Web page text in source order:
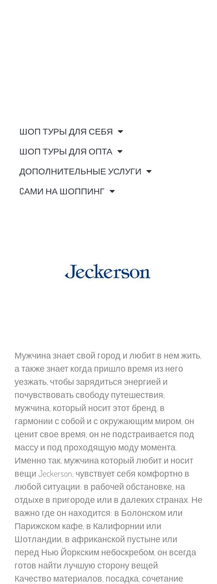
Мужчина знает свой город и любит в нем жить,
а также знает когда пришло время из него
уезжать, чтобы зарядиться энергией и
почувствовать свободу путешествия;
мужчина, который носит этот бренд, в
гармонии с собой и с окружающим миром, он
ценит свое время, он не подстраивается под
массу и под проходящую моду момента.
Именно так, мужчина который любит и носит
вещи Jeckerson, чувствует себя комфортно в
любой ситуации: в рабочей обстановке, на
отдыхе в пригороде или в далеких странах. Не
важно где он находится: в Болонском или
Парижском кафе, в Калифорнии или
Шотландии, в африканской пустыне или
перед Нью Йоркским небоскребом, он всегда
готов найти лучшую сторону вещей.
Качество материалов, посадка, сочетание
ШОП ТУРЫ ДЛЯ СЕБЯ
ШОП ТУРЫ ДЛЯ ОПТА
ДОПОЛНИТЕЛЬНЫЕ УСЛУГИ
CАМИ НА ШОППИНГ